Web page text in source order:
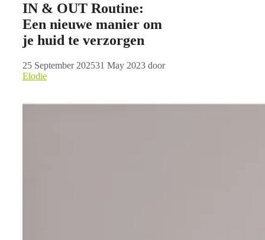
IN & OUT Routine:
Een nieuwe manier om
je huid te verzorgen
25 September 202531 May 2023 door
Elodie